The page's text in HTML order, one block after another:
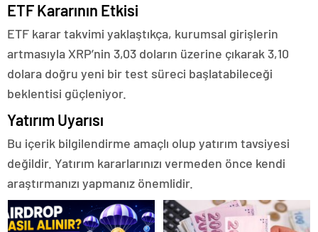
ETF Kararının Etkisi
ETF karar takvimi yaklaştıkça, kurumsal girişlerin
artmasıyla XRP’nin 3,03 doların üzerine çıkarak 3,10
dolara doğru yeni bir test süreci başlatabileceği
beklentisi güçleniyor.
Yatırım Uyarısı
Bu içerik bilgilendirme amaçlı olup yatırım tavsiyesi
değildir. Yatırım kararlarınızı vermeden önce kendi
araştırmanızı yapmanız önemlidir.